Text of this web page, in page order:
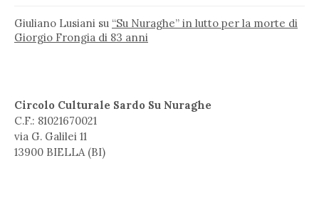
Giuliano Lusiani su “Su Nuraghe” in lutto per la morte di
Giorgio Frongia di 83 anni
Circolo Culturale Sardo Su Nuraghe
C.F.: 81021670021
via G. Galilei 11
13900 BIELLA (BI)